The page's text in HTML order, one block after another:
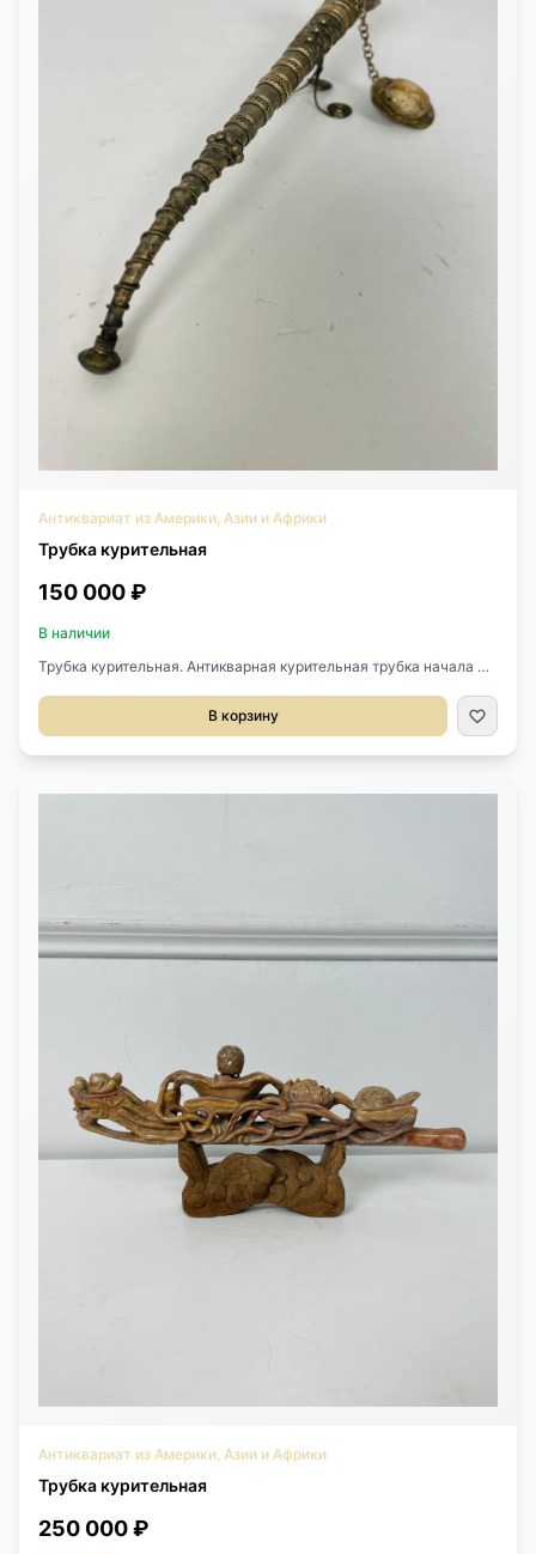
Антиквариат из Америки, Азии и Африки
Трубка курительная
150 000 ₽
В наличии
Трубка курительная. Антикварная курительная трубка начала XX
работа. Длина 25 см. Ширина 4 см. Высота 7 см.
В корзину
Антиквариат из Америки, Азии и Африки
Трубка курительная
250 000 ₽